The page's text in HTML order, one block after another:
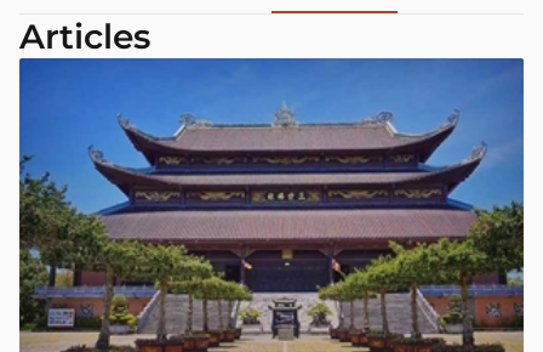
Articles